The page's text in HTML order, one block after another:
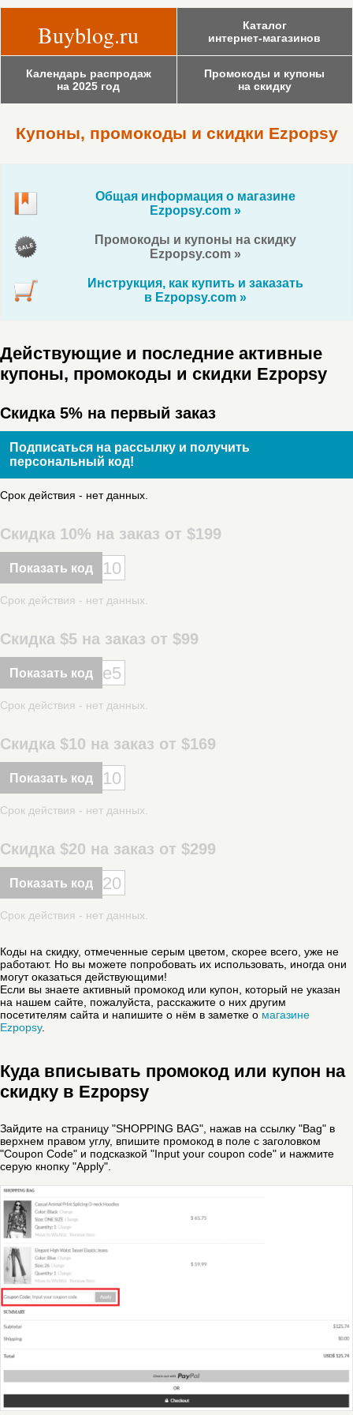
Buyblog.ru
Каталог
интернет-магазинов
Календарь распродаж
на 2025 год
Промокоды и купоны
на скидку
Купоны, промокоды и скидки Ezpopsy
Общая информация о магазине
Ezpopsy.com »
Промокоды и купоны на скидку
Ezpopsy.com »
Инструкция, как купить и заказать
в Ezpopsy.com »
Действующие и последние активные
купоны, промокоды и скидки Ezpopsy
Скидка 5% на первый заказ
Подписаться на рассылку и получить
персональный код!
Срок действия - нет данных.
Скидка 10% на заказ от $199
Показать код 10
Срок действия - нет данных.
Скидка $5 на заказ от $99
Показать код e5
Срок действия - нет данных.
Скидка $10 на заказ от $169
Показать код 10
Срок действия - нет данных.
Скидка $20 на заказ от $299
Показать код 20
Срок действия - нет данных.
Коды на скидку, отмеченные серым цветом, скорее всего, уже не
работают. Но вы можете попробовать их использовать, иногда они
могут оказаться действующими!
Если вы знаете активный промокод или купон, который не указан
на нашем сайте, пожалуйста, расскажите о них другим
посетителям сайта и напишите о нём в заметке о магазине
Ezpopsy.
Куда вписывать промокод или купон на
скидку в Ezpopsy
Зайдите на страницу "SHOPPING BAG", нажав на ссылку "Bag" в
верхнем правом углу, впишите промокод в поле с заголовком
"Coupon Code" и подсказкой "Input your coupon code" и нажмите
серую кнопку "Apply".